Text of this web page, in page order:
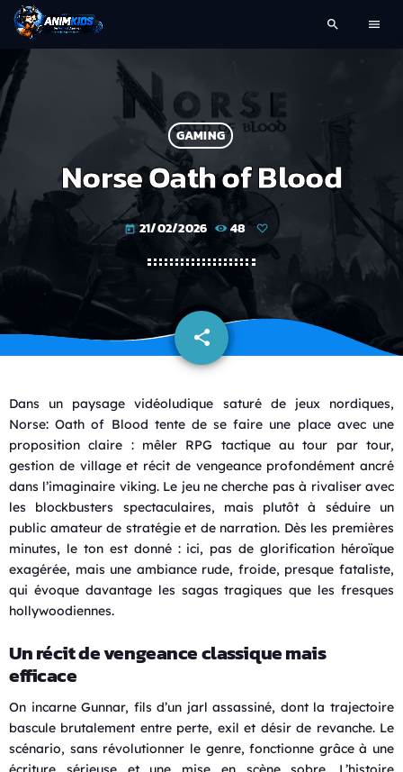
search menu
GAMING
Norse Oath of Blood
today 21/02/2026 48
share
email
Dans un paysage vidéoludique saturé de jeux nordiques,
Norse: Oath of Blood tente de se faire une place avec une
proposition claire : mêler RPG tactique au tour par tour,
gestion de village et récit de vengeance profondément ancré
dans l’imaginaire viking. Le jeu ne cherche pas à rivaliser avec
les blockbusters spectaculaires, mais plutôt à séduire un
public amateur de stratégie et de narration. Dès les premières
minutes, le ton est donné : ici, pas de glorification héroïque
exagérée, mais une ambiance rude, froide, presque fataliste,
qui évoque davantage les sagas tragiques que les fresques
hollywoodiennes.
Un récit de vengeance classique mais
efficace
On incarne Gunnar, fils d’un jarl assassiné, dont la trajectoire
bascule brutalement entre perte, exil et désir de revanche. Le
scénario, sans révolutionner le genre, fonctionne grâce à une